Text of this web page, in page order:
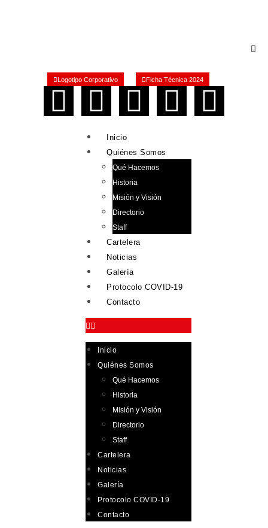
Logotipo Corporativo Ficha Técnica 2024
Inicio
Quiénes Somos
Qué Hacemos
Historia
Misión y Visión
Directorio
Staff
Cartelera
Noticias
Galería
Protocolo COVID-19
Contacto
Inicio
Quiénes Somos
Qué Hacemos
Historia
Misión y Visión
Directorio
Staff
Cartelera
Noticias
Galería
Protocolo COVID-19
Contacto